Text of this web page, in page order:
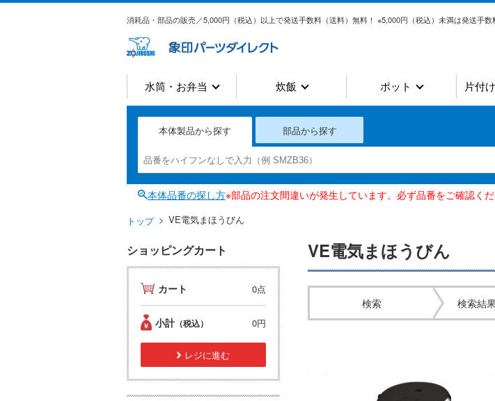
消耗品・部品の販売／5,000円（税込）以上で発送手数料（送料）無料！ ※5,000円（税込）未満は発送手数
水筒・お弁当 炊飯 ポット 片付
本体製品から探す 部品から探す
本体品番の探し方※部品の注文間違いが発生しています。必ず品番をご確認くだ
トップ VE電気まほうびん
VE電気まほうびん
検索 検索結
ショッピングカート
カート 0点
小計 （税込） 0円
レジに進む